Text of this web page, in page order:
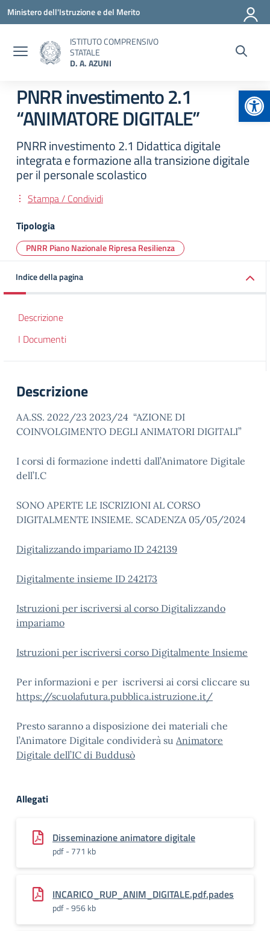
Vai ai contenuti
Vai al menu di navigazione
Vai al footer
Ministero dell'Istruzione e del Merito
ISTITUTO COMPRENSIVO
STATALE
D. A. AZUNI
PNRR investimento 2.1
“ANIMATORE DIGITALE”
PNRR investimento 2.1 Didattica digitale
integrata e formazione alla transizione digitale
per il personale scolastico
Stampa / Condividi
Tipologia
PNRR Piano Nazionale Ripresa Resilienza
Indice della pagina
Descrizione
I Documenti
Descrizione
AA.SS. 2022/23 2023/24 “AZIONE DI
COINVOLGIMENTO DEGLI ANIMATORI DIGITALI”
I corsi di formazione indetti dall’Animatore Digitale
dell’I.C
SONO APERTE LE ISCRIZIONI AL CORSO
DIGITALMENTE INSIEME. SCADENZA 05/05/2024
Digitalizzando impariamo ID 242139
Digitalmente insieme ID 242173
Istruzioni per iscriversi al corso Digitalizzando
impariamo
Istruzioni per iscriversi corso Digitalmente Insieme
Per informazioni e per iscriversi ai corsi cliccare su
https://scuolafutura.pubblica.istruzione.it/
Presto saranno a disposizione dei materiali che
l’Animatore Digitale condividerà su Animatore
Digitale dell’IC di Buddusò
Allegati
Disseminazione animatore digitale
pdf - 771 kb
INCARICO_RUP_ANIM_DIGITALE.pdf.pades
pdf - 956 kb